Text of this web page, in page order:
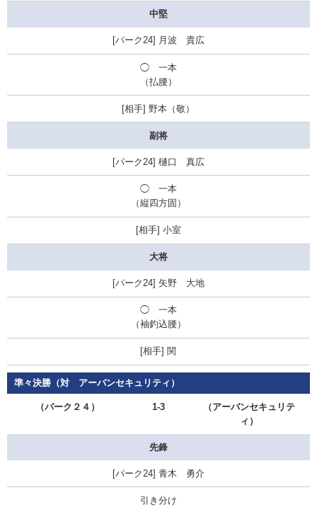
中堅
月波 貴広
◯一本
（払腰）
野本（敬）
副将
樋口 真広
◯一本
（縦四方固）
小室
大将
矢野 大地
◯一本
（袖釣込腰）
関
準々決勝（対 アーバンセキュリティ）
（パーク２４） 1-3
（アーバンセキュリテ
ィ）
先鋒
青木 勇介
引き分け